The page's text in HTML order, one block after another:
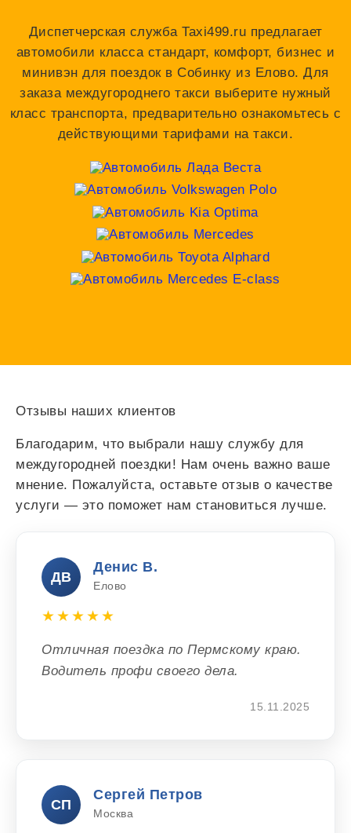
Диспетчерская служба Taxi499.ru предлагает
автомобили класса стандарт, комфорт, бизнес и
минивэн для поездок в Собинку из Елово. Для
заказа междугороднего такси выберите нужный
класс транспорта, предварительно ознакомьтесь с
действующими тарифами на такси.
Отзывы наших клиентов
Благодарим, что выбрали нашу службу для
междугородней поездки! Нам очень важно ваше
мнение. Пожалуйста, оставьте отзыв о качестве
услуги — это поможет нам становиться лучше.
ДВ
Денис В.
Елово
★★★★★
Отличная поездка по Пермскому краю.
Водитель профи своего дела.
15.11.2025
СП
Сергей Петров
Москва